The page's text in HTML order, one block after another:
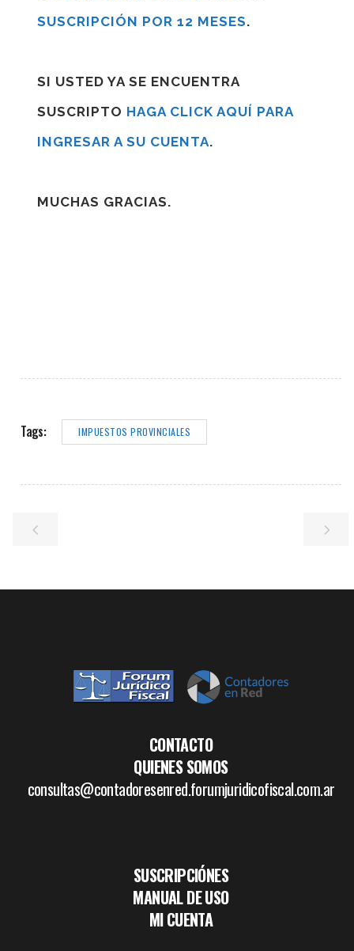
SUSCRIPCIÓN POR 12 MESES.
SI USTED YA SE ENCUENTRA
SUSCRIPTO HAGA CLICK AQUÍ PARA
INGRESAR A SU CUENTA.
MUCHAS GRACIAS.
Tags: IMPUESTOS PROVINCIALES
CONTACTO
QUIENES SOMOS
consultas@contadoresenred.forumjuridicofiscal.com.ar
SUSCRIPCIÓNES
MANUAL DE USO
MI CUENTA